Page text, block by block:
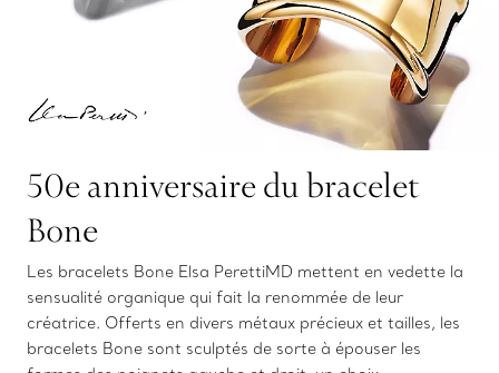
50e anniversaire du bracelet
Bone
Les bracelets Bone Elsa PerettiMD mettent en vedette la
sensualité organique qui fait la renommée de leur
créatrice. Offerts en divers métaux précieux et tailles, les
bracelets Bone sont sculptés de sorte à épouser les